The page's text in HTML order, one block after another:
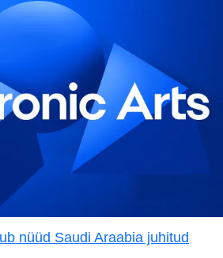
nüüd Saudi Araabia juhitud